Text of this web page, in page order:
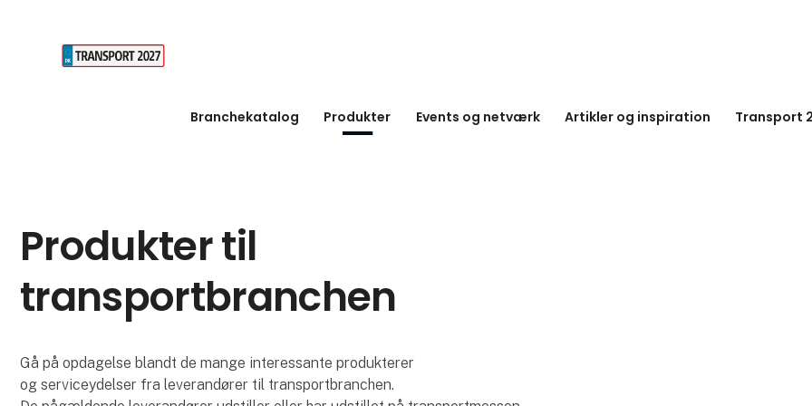
Branchekatalog Produkter Events og netværk Artikler og inspiration Transport
Produkter til
transportbranchen
Gå på opdagelse blandt de mange interessante produkterer
og serviceydelser fra leverandører til transportbranchen.